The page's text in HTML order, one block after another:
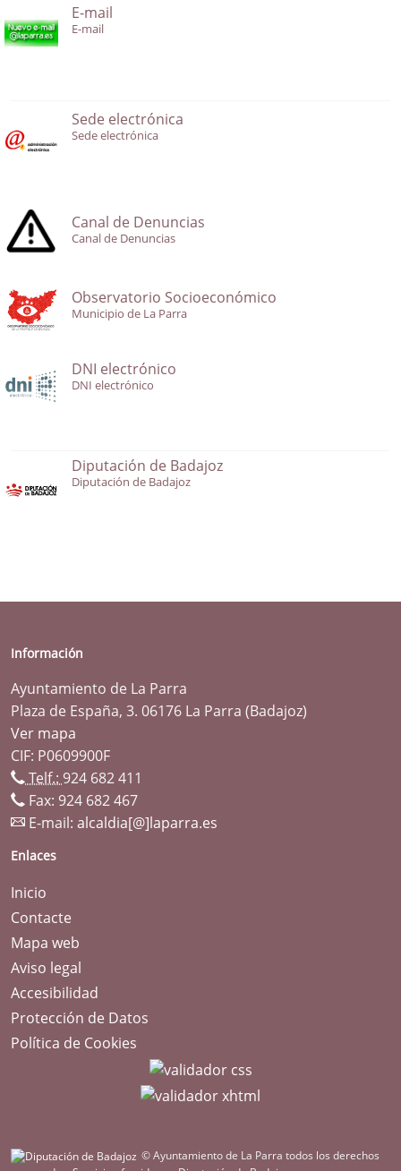
E-mail
E-mail
Sede electrónica
Sede electrónica
Canal de Denuncias
Canal de Denuncias
Observatorio Socioeconómico
Municipio de La Parra
DNI electrónico
DNI electrónico
Diputación de Badajoz
Diputación de Badajoz
Información
Ayuntamiento de La Parra
Plaza de España, 3. 06176 La Parra (Badajoz)
Ver mapa
CIF: P0609900F
Telf.: 924 682 411
Fax: 924 682 467
E-mail: alcaldia[@]laparra.es
Enlaces
Inicio
Contacte
Mapa web
Aviso legal
Accesibilidad
Protección de Datos
Política de Cookies
© Ayuntamiento de La Parra todos los derechos